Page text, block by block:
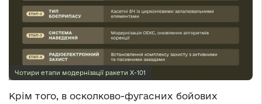
Чотири етапи модернізації ракети Х-101
Крім того, в осколково-фугасних бойових